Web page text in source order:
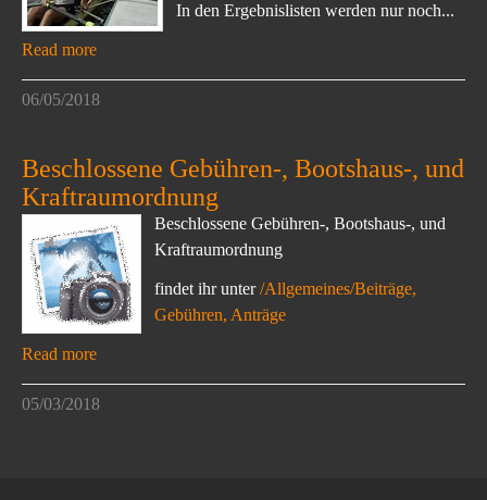
In den Ergebnislisten werden nur noch...
Read more
06/05/2018
Beschlossene Gebühren-, Bootshaus-, und
Kraftraumordnung
Beschlossene Gebühren-, Bootshaus-, und
Kraftraumordnung
findet ihr unter/Allgemeines/Beiträge,
Gebühren, Anträge
Read more
05/03/2018